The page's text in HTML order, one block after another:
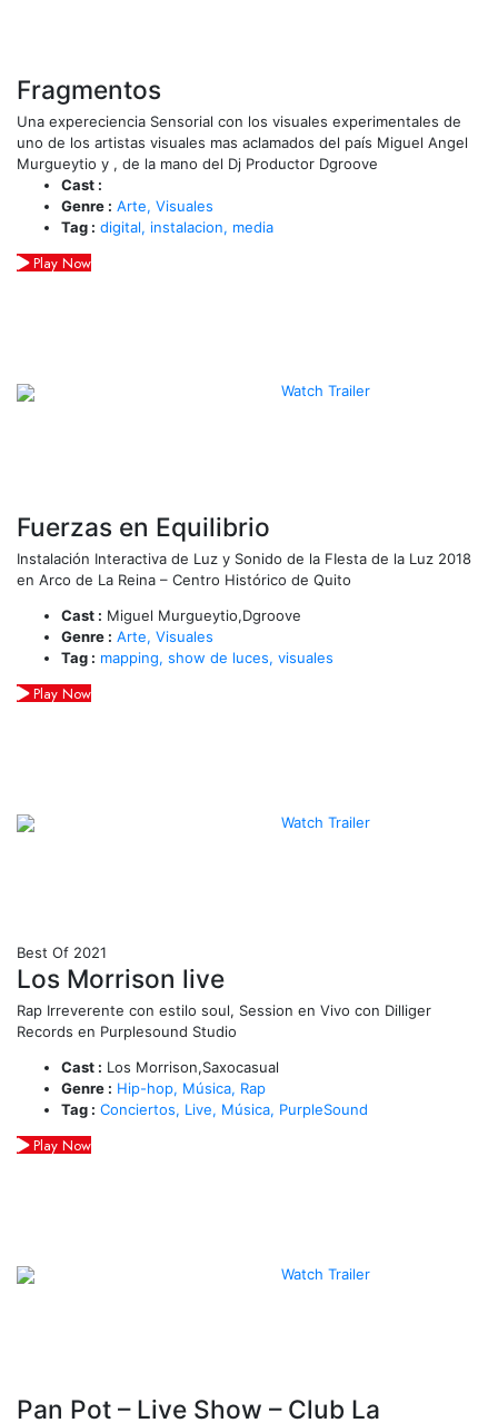
Fragmentos
Una expereciencia Sensorial con los visuales experimentales de
uno de los artistas visuales mas aclamados del país Miguel Angel
Murgueytio y , de la mano del Dj Productor Dgroove
Cast :
Genre : Arte, Visuales
Tag : digital, instalacion, media
Play Now
Watch Trailer
Fuerzas en Equilibrio
Instalación Interactiva de Luz y Sonido de la FIesta de la Luz 2018
en Arco de La Reina – Centro Histórico de Quito
Cast : Miguel Murgueytio,Dgroove
Genre : Arte, Visuales
Tag : mapping, show de luces, visuales
Play Now
Watch Trailer
Best Of 2021
Los Morrison live
Rap Irreverente con estilo soul, Session en Vivo con Dilliger
Records en Purplesound Studio
Cast : Los Morrison,Saxocasual
Genre : Hip-hop, Música, Rap
Tag : Conciertos, Live, Música, PurpleSound
Play Now
Watch Trailer
Pan Pot – Live Show – Club La